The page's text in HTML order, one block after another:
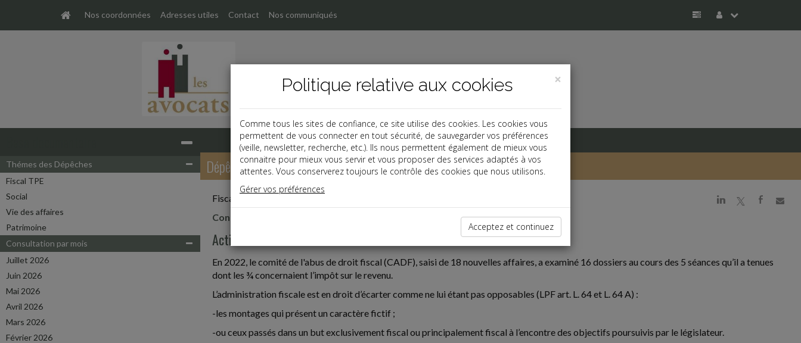
Nos coordonnées Adresses utiles Contact Nos communiqués
Thémes des Dépêches
Fiscal TPE
Social
Vie des affaires
Patrimoine
Consultation par mois
Juillet 2026
Juin 2026
Mai 2026
Avril 2026
Mars 2026
Février 2026
Dépêches
j a b
Fiscal,Patrimoine
Contrôle fiscal
Activité du comité de l’abus de droit fiscal en 2022
En 2022, le comité de l'abus de droit fiscal (CADF), saisi de 18 nouvelles affaires, a examiné 16 dossiers au cours des 5 séances qu’il a tenues
dont les ¾ concernaient l’impôt sur le revenu.
L’administration fiscale est en droit d’écarter comme ne lui étant pas opposables (LPF art. L. 64 et L. 64 A) :
-les montages qui présent un caractère fictif ;
-ou ceux passés dans un but exclusivement fiscal ou principalement fiscal à l’encontre des objectifs poursuivis par le législateur.
×
Politique relative aux cookies
Comme tous les sites de confiance, ce site utilise des cookies. Les cookies vous
permettent de vous connecter en tout sécurité, de sauvegarder vos préférences
(veille, newsletter, recherche, etc.). Ils nous permettent également de mieux vous
connaitre pour mieux vous servir et vous proposer des services adaptés à vos
attentes. Vous conserverez toujours le contrôle des cookies que nous utilisons.
Gérer vos préférences
Acceptez et continuez